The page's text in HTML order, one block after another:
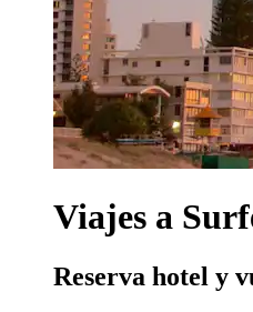
Viajes a
Reserva hotel y